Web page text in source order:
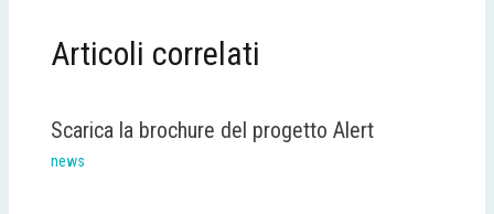
Articoli correlati
Scarica la brochure del progetto Alert
news